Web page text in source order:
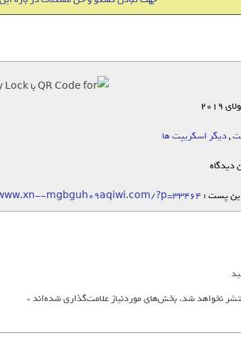
,دیگر اسکریپت ها
دیدگاه
پست :mgbguh09aqiwi.com/?p=33464
نخواهد شد.بخش‌های موردنیاز علامت‌گذاری شده‌اند*